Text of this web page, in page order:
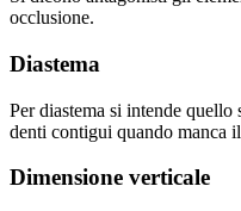
occlusione.
Diastema
Per diastema si intende quello
denti contigui quando manca
Dimensione verticale